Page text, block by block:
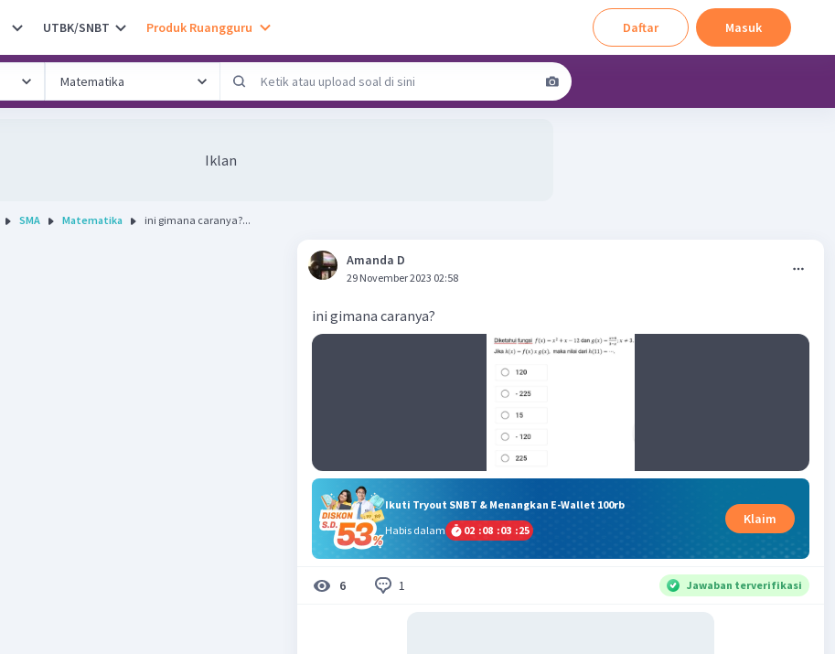
UTBK/SNBT Produk Ruangguru Daftar Masuk
Iklan
SMA Matematika ini gimana caranya?...
Amanda D
29 November 2023 02:58
ini gimana caranya?
Ikuti Tryout SNBT & Menangkan E-Wallet 100rb
Habis dalam
02 :08 :03 :24
Klaim
6 1 Jawaban terverifikasi